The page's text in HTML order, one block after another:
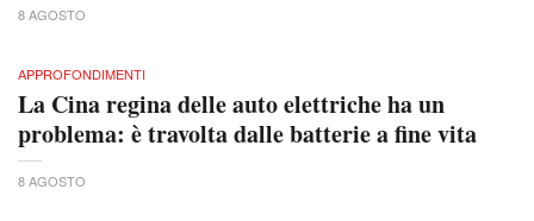
8 AGOSTO
APPROFONDIMENTI
La Cina regina delle auto elettriche ha un
problema: è travolta dalle batterie a fine vita
8 AGOSTO